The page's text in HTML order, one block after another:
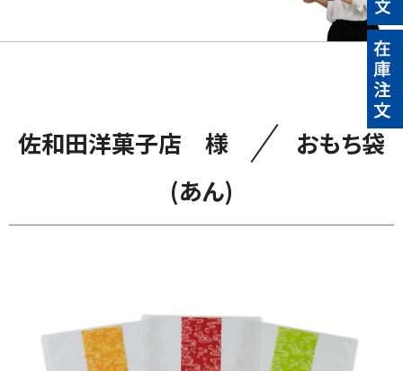
佐和田洋菓子店 様 ／ おもち袋
(あん)